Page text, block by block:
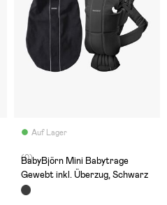
Auf Lager
(0)
BabyBjörn Mini Babytrage
Gewebt inkl. Überzug, Schwarz